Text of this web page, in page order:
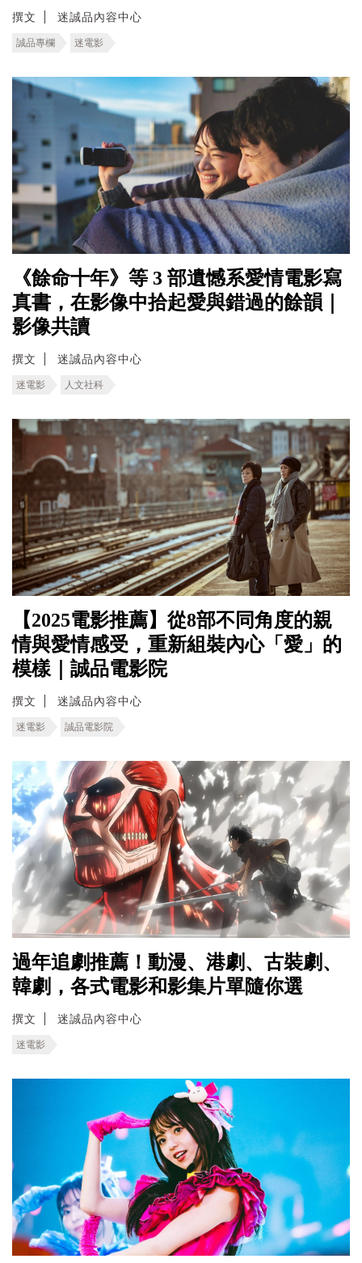
撰文 迷誠品內容中心
誠品專欄 迷電影
《餘命十年》等 3 部遺憾系愛情電影寫
真書，在影像中拾起愛與錯過的餘韻｜
影像共讀
撰文 迷誠品內容中心
迷電影 人文社科
【2025電影推薦】從8部不同角度的親
情與愛情感受，重新組裝內心「愛」的
模樣｜誠品電影院
撰文 迷誠品內容中心
迷電影 誠品電影院
過年追劇推薦！動漫、港劇、古裝劇、
韓劇，各式電影和影集片單隨你選
撰文 迷誠品內容中心
迷電影